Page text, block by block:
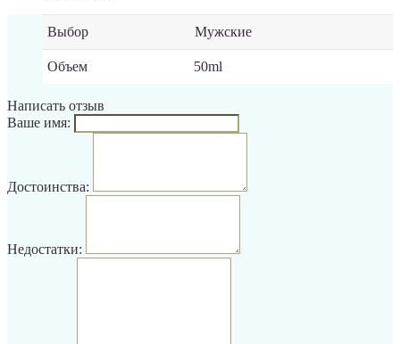
Выбор Мужские
Объем 50ml
Написать отзыв
Ваше имя:
Достоинства:
Недостатки: